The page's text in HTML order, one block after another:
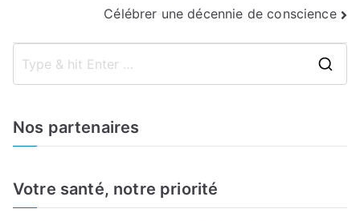
Célébrer une décennie de conscience
f
Nos partenaires
Votre santé, notre priorité